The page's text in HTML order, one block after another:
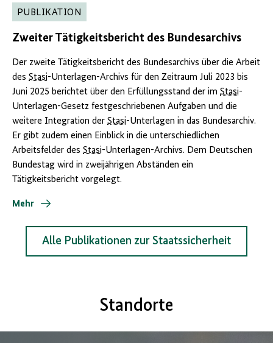
PUBLIKATION
Zweiter Tätigkeitsbericht des Bundesarchivs
Der zweite Tätigkeitsbericht des Bundesarchivs über die Arbeit
des Stasi-Unterlagen-Archivs für den Zeitraum Juli 2023 bis
Juni 2025 berichtet über den Erfüllungsstand der im Stasi-
Unterlagen-Gesetz festgeschriebenen Aufgaben und die
weitere Integration der Stasi-Unterlagen in das Bundesarchiv.
Er gibt zudem einen Einblick in die unterschiedlichen
Arbeitsfelder des Stasi-Unterlagen-Archivs. Dem Deutschen
Bundestag wird in zweijährigen Abständen ein
Tätigkeitsbericht vorgelegt.
Mehr
Alle Publikationen zur Staatssicherheit
Standorte